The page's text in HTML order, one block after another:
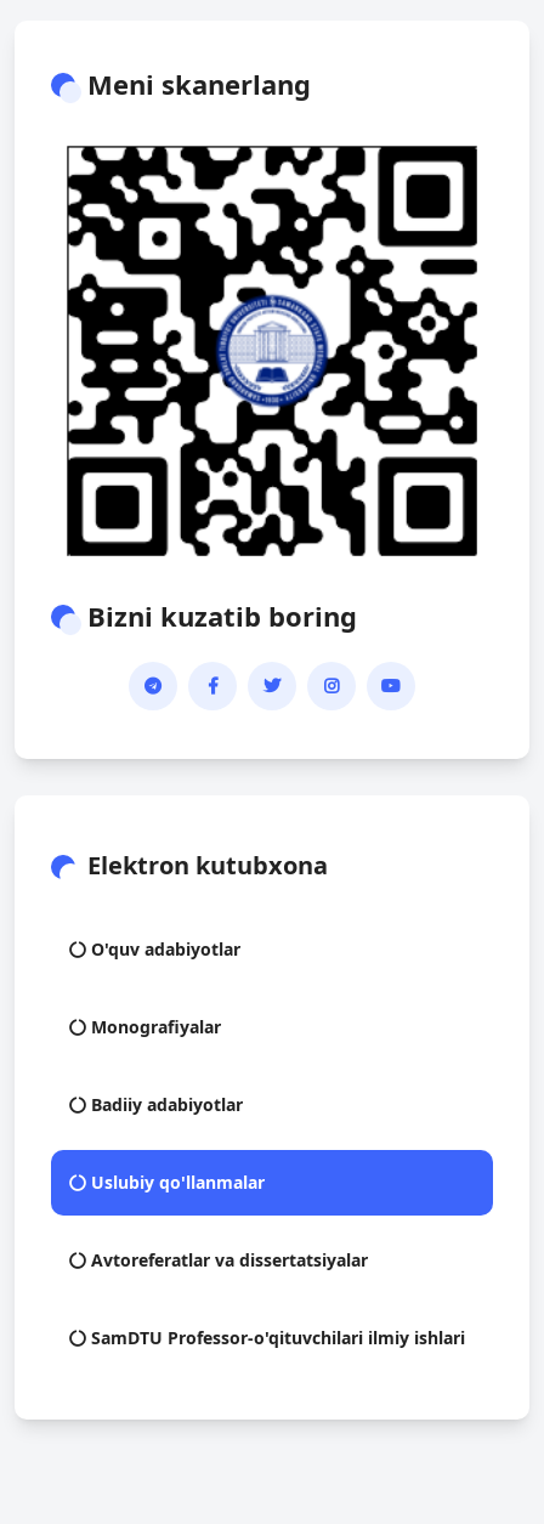
Meni skanerlang
Bizni kuzatib boring
Elektron kutubxona
O'quv adabiyotlar
Monografiyalar
Badiiy adabiyotlar
Uslubiy qo'llanmalar
Avtoreferatlar va dissertatsiyalar
SamDTU Professor-o'qituvchilari ilmiy ishlari